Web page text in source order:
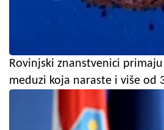
Rovinjski znanstvenici
meduzi koja naraste i više od